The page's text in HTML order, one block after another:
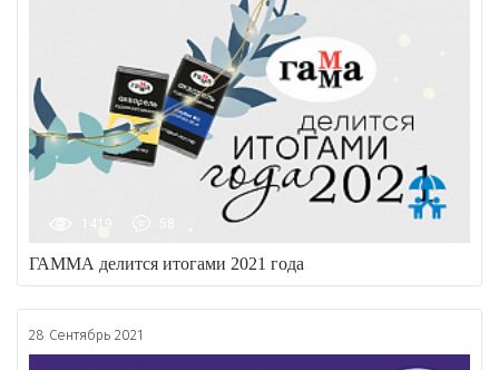
1419
ГАММА делится итогами 2021 года
28 Сентябрь 2021